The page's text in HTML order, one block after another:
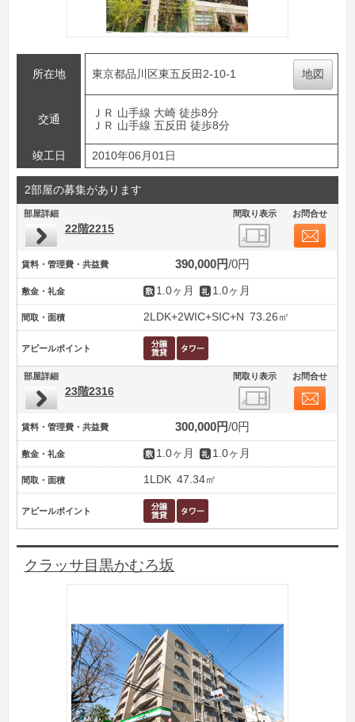
所在地 東京都品川区東五反田2-10-1 地図
交通
ＪＲ 山手線 大崎 徒歩8分
ＪＲ 山手線 五反田 徒歩8分
竣工日 2010年06月01日
2部屋の募集があります
部屋詳細 間取り表示 お問合せ
22階2215
賃料・管理費・共益費 390,000円 0円
敷金・礼金 1.0ヶ月 1.0ヶ月
間取・面積 2LDK+2WIC+SIC+N 73.26㎡
アピールポイント
部屋詳細 間取り表示 お問合せ
23階2316
賃料・管理費・共益費 300,000円 0円
敷金・礼金 1.0ヶ月 1.0ヶ月
間取・面積 1LDK 47.34㎡
アピールポイント
クラッサ目黒かむろ坂